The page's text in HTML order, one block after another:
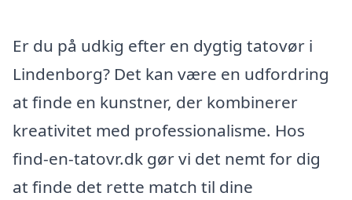
Er du på udkig efter en dygtig tatovør i
Lindenborg? Det kan være en udfordring
at finde en kunstner, der kombinerer
kreativitet med professionalisme. Hos
find-en-tatovr.dk gør vi det nemt for dig
at finde det rette match til dine